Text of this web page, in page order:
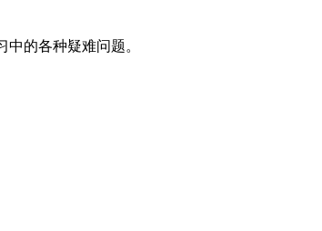
的各种疑难问题。